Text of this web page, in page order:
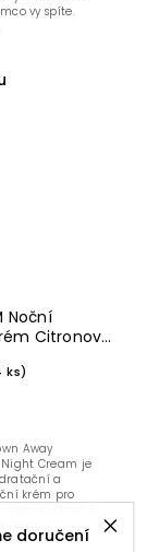
doručení
vy spíte.
Noční
Citronová
ks)
Away
Cream je
a
krém pro
vera,